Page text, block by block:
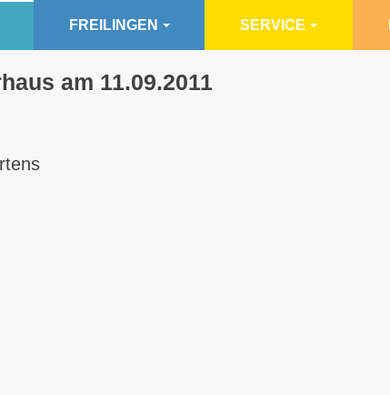
FREILINGEN SERVICE
am 11.09.2011